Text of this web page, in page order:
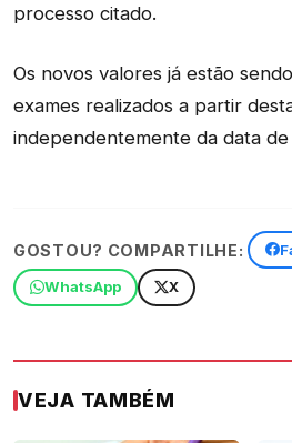
processo citado.
Os novos valores já estão
exames realizados a partir
independentemente da data
GOSTOU? COMPARTILHE:
WhatsApp X
VEJA TAMBÉM